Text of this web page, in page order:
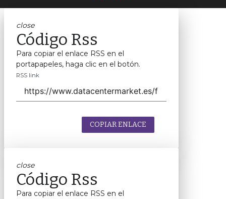
close
Código Rss
Para copiar el enlace RSS en el
portapapeles, haga clic en el botón.
RSS link
COPIAR ENLACE
close
Código Rss
Para copiar el enlace RSS en el